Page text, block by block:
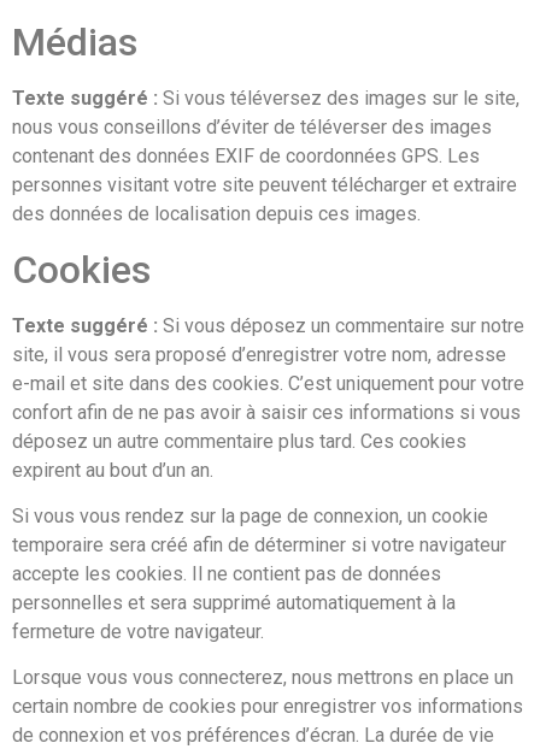
Médias
Texte suggéré : Si vous téléversez des images sur le site,
nous vous conseillons d’éviter de téléverser des images
contenant des données EXIF de coordonnées GPS. Les
personnes visitant votre site peuvent télécharger et extraire
des données de localisation depuis ces images.
Cookies
Texte suggéré : Si vous déposez un commentaire sur notre
site, il vous sera proposé d’enregistrer votre nom, adresse
e-mail et site dans des cookies. C’est uniquement pour votre
confort afin de ne pas avoir à saisir ces informations si vous
déposez un autre commentaire plus tard. Ces cookies
expirent au bout d’un an.
Si vous vous rendez sur la page de connexion, un cookie
temporaire sera créé afin de déterminer si votre navigateur
accepte les cookies. Il ne contient pas de données
personnelles et sera supprimé automatiquement à la
fermeture de votre navigateur.
Lorsque vous vous connecterez, nous mettrons en place un
certain nombre de cookies pour enregistrer vos informations
de connexion et vos préférences d’écran. La durée de vie